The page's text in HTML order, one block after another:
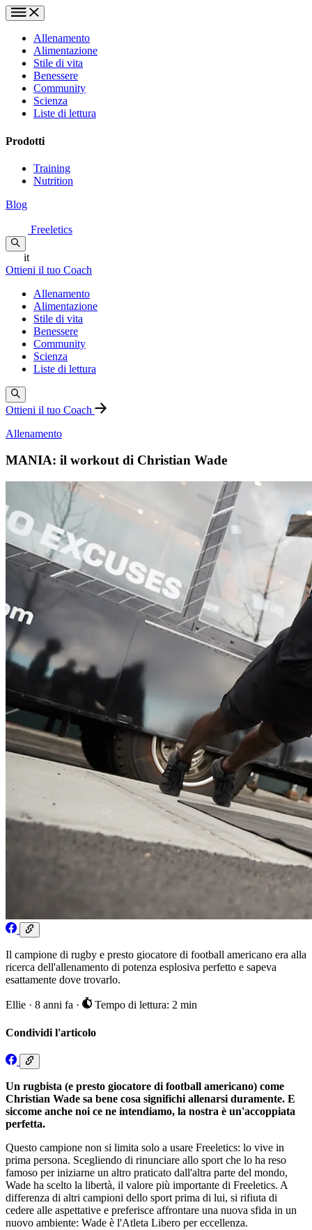
Allenamento
Alimentazione
Stile di vita
Benessere
Community
Scienza
Liste di lettura
Prodotti
Training
Nutrition
Blog
Freeletics
it
Ottieni il tuo Coach
Allenamento
Alimentazione
Stile di vita
Benessere
Community
Scienza
Liste di lettura
Ottieni il tuo Coach
Allenamento
MANIA: il workout di Christian Wade
Il campione di rugby e presto giocatore di football americano era alla
ricerca dell'allenamento di potenza esplosiva perfetto e sapeva
esattamente dove trovarlo.
Ellie · 8 anni fa · Tempo di lettura: 2 min
Condividi l'articolo
Un rugbista (e presto giocatore di football americano) come
Christian Wade sa bene cosa significhi allenarsi duramente. E
siccome anche noi ce ne intendiamo, la nostra è un'accoppiata
perfetta.
Questo campione non si limita solo a usare Freeletics: lo vive in
prima persona. Scegliendo di rinunciare allo sport che lo ha reso
famoso per iniziarne un altro praticato dall'altra parte del mondo,
Wade ha scelto la libertà, il valore più importante di Freeletics. A
differenza di altri campioni dello sport prima di lui, si rifiuta di
cedere alle aspettative e preferisce affrontare una nuova sfida in un
nuovo ambiente: Wade è l'Atleta Libero per eccellenza.